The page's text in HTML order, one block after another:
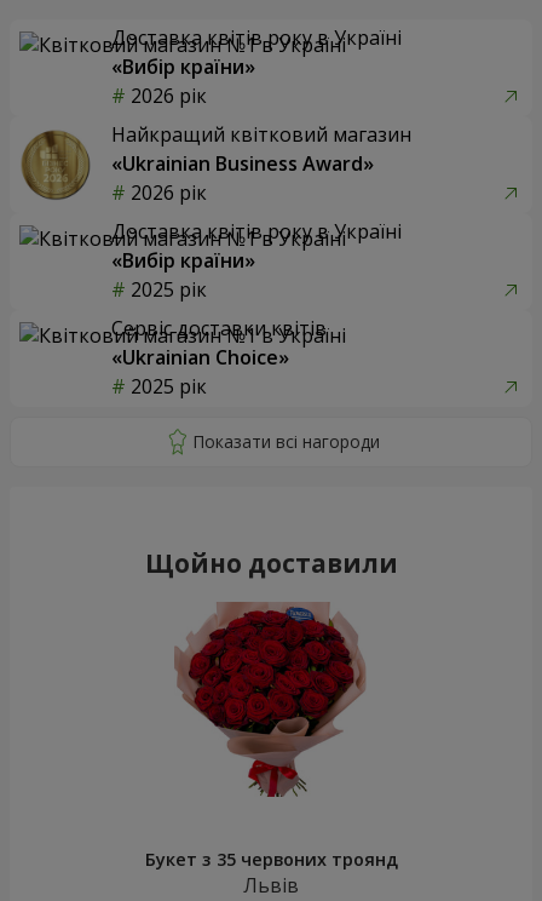
Доставка квітів року в Україні
«Вибір країни»
2026 рік
Найкращий квітковий магазин
«Ukrainian Business Award»
2026 рік
Доставка квітів року в Україні
«Вибір країни»
2025 рік
Сервіс доставки квітів
«Ukrainian Choice»
2025 рік
Щойно доставили
Букет з 35 червоних троянд
Львів